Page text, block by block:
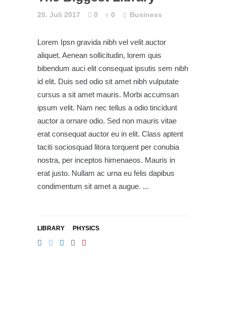
20. Juli 2017 0 0 Business
Lorem Ipsn gravida nibh vel velit auctor
aliquet. Aenean sollicitudin, lorem quis
bibendum auci elit consequat ipsutis sem nibh
id elit. Duis sed odio sit amet nibh vulputate
cursus a sit amet mauris. Morbi accumsan
ipsum velit. Nam nec tellus a odio tincidunt
auctor a ornare odio. Sed non mauris vitae
erat consequat auctor eu in elit. Class aptent
taciti sociosquad litora torquent per conubia
nostra, per inceptos himenaeos. Mauris in
erat justo. Nullam ac urna eu felis dapibus
condimentum sit amet a augue.
LIBRARY PHYSICS